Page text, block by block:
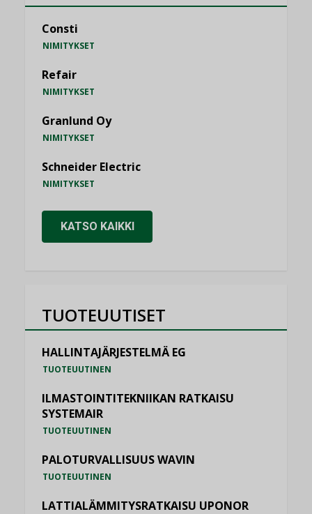
Consti
NIMITYKSET
Refair
NIMITYKSET
Granlund Oy
NIMITYKSET
Schneider Electric
NIMITYKSET
KATSO KAIKKI
TUOTEUUTISET
HALLINTAJÄRJESTELMÄ EG
TUOTEUUTINEN
ILMASTOINTITEKNIIKAN RATKAISU
SYSTEMAIR
TUOTEUUTINEN
PALOTURVALLISUUS WAVIN
TUOTEUUTINEN
LATTIALÄMMITYSRATKAISU UPONOR